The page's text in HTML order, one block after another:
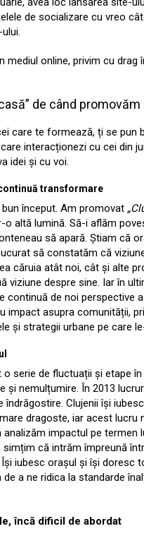
de socializare cu vreo
mediul online, privim cu
de când promovăm
care te formează, ți se pun
interacționezi cu cei din
idei și cu voi.
transformare
început. Am promovat
altă lumină. Să-i aflăm
să apară. Știam că
să constatăm că
căruia atât noi, cât și alte
despre sine. Iar în
continuă de noi perspective
impact asupra comunității,
și strategii urbane pe care
serie de fluctuații și etape
nemulțumire. În 2013
Clujenii își
dragoste, iar acest lucru
impactul pe termen
că intrăm împreună
iubesc orașul și își doresc
a ne ridica la standarde
încă dificil de abordat